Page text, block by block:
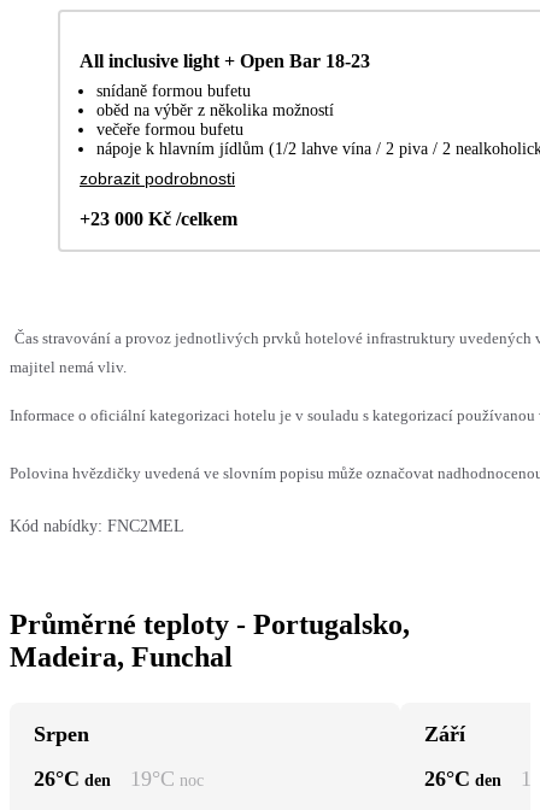
All inclusive light + Open Bar 18-23
snídaně formou bufetu
oběd na výběr z několika možností
večeře formou bufetu
nápoje k hlavním jídlům (1/2 lahve vína / 2 piva / 2
zobrazit podrobnosti
+23 000 Kč /celkem
Čas stravování a provoz jednotlivých prvků hotelové infrastruktury uvedených
majitel nemá vliv.
Informace o oficiální kategorizaci hotelu je v souladu s kategorizací
Polovina hvězdičky uvedená ve slovním popisu může označovat
Kód nabídky: FNC2MEL
Průměrné teploty - Portugalsko,
Madeira, Funchal
Srpen
26°C den 19°C noc
Září
26°C den